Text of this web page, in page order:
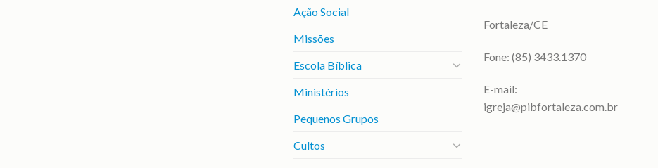
Ação Social
Missões
Escola Bíblica
Ministérios
Pequenos Grupos
Cultos
Fortaleza/CE
Fone: (85) 3433.1370
E-mail:
igreja@pibfortaleza.com.br